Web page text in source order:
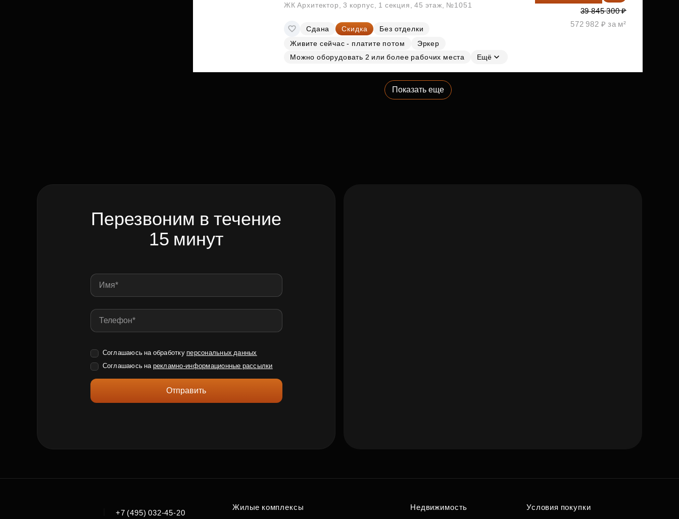
ЖК Архитектор, 3 корпус, 1 секция, 45 этаж, №1051
Сдана Скидка
Без отделки
Живите сейчас - платите потом
Эркер
Можно оборудовать 2 или более рабочих места
Ещё
39 845 300 ₽
572 982 ₽ за м²
Показать еще
Перезвоним в течение
15 минут
Соглашаюсь на обработку персональных данных
Соглашаюсь на рекламно-информационные рассылки
Отправить
+7 (495) 032-45-20
Жилые комплексы
Недвижимость
Условия покупки